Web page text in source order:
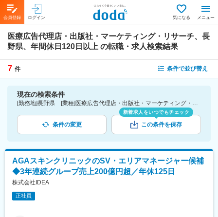
会員登録 ログイン 気になる メニュー
医療広告代理店・出版社・マーケティング・リサーチ、長
野県、年間休日120日以上 の転職・求人検索結果
7 件 条件で並び替え
現在の検索条件
[勤務地]長野県 [業種]医療広告代理店・出版社・マーケティング・リサーチ-医薬品・医療機器・ライフサイエンス・医療系サービス [こだわり条件ピックアップ]年間休日120日以上 [詳細条件](休日・働き方)年間休日120日以上
条件の変更
新着求人をいつでもチェック
この条件を保存
AGAスキンクリニックのSV・エリアマネージャー候補
◆3年連続グループ売上200億円超／年休125日
株式会社IDEA
正社員